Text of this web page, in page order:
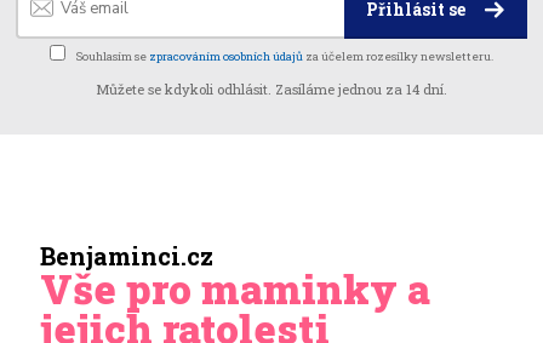
Přihlásit se
Souhlasím se zpracováním osobních údajů za účelem rozesílky newsletteru.
Můžete se kdykoli odhlásit. Zasíláme jednou za 14 dní.
Benjaminci.cz
Vše pro maminky a
jejich ratolesti